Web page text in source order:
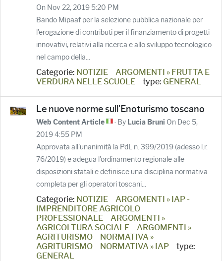
On Nov 22, 2019 5:20 PM
Bando Mipaaf per la selezione pubblica nazionale per
l'erogazione di contributi per il finanziamento di progetti
innovativi, relativi alla ricerca e allo sviluppo tecnologico
nel campo della...
Categorie: NOTIZIE
ARGOMENTI » FRUTTA E
VERDURA NELLE SCUOLE
type: GENERAL
Le nuove norme sull'Enoturismo toscano
Web Content Article · By Lucia Bruni On Dec 5,
2019 4:55 PM
Approvata all'unanimità la PdL n. 399/2019 (adesso l.r.
76/2019) e adegua l'ordinamento regionale alle
disposizioni statali e definisce una disciplina normativa
completa per gli operatori toscani...
Categorie: NOTIZIE
ARGOMENTI » IAP -
IMPRENDITORE AGRICOLO
PROFESSIONALE
ARGOMENTI »
AGRICOLTURA SOCIALE
ARGOMENTI »
AGRITURISMO
NORMATIVA »
AGRITURISMO
NORMATIVA » IAP
type:
GENERAL